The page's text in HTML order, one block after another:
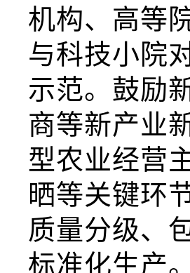
机构、高等
与科技小院
示范。鼓励
商等新产业
型农业经营
晒等关键环
质量分级、
标准化生产